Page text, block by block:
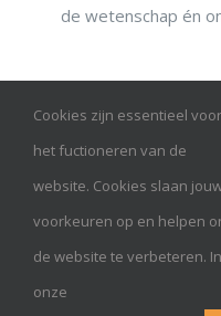
de wetenschap én
KvK: 32102563|
Cookies zijn essentieel voor
het fuctioneren van de
website. Cookies slaan
voorkeuren op en helpen
de website te verbeteren. In
onze